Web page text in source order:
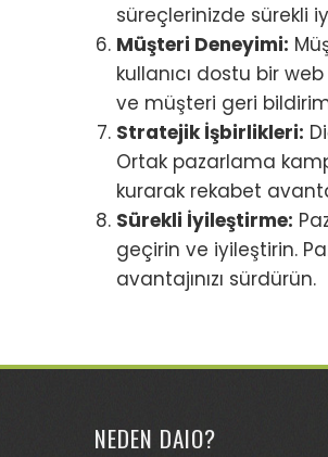
süreçlerinizde sürekli
Müşteri Deneyimi:
kullanıcı dostu bir
ve müşteri geri
Stratejik İşbirlikleri:
Ortak pazarlama
kurarak rekabet
Sürekli İyileştirme:
geçirin ve iyileştirin.
avantajınızı sürdürün.
NEDEN DAIO?